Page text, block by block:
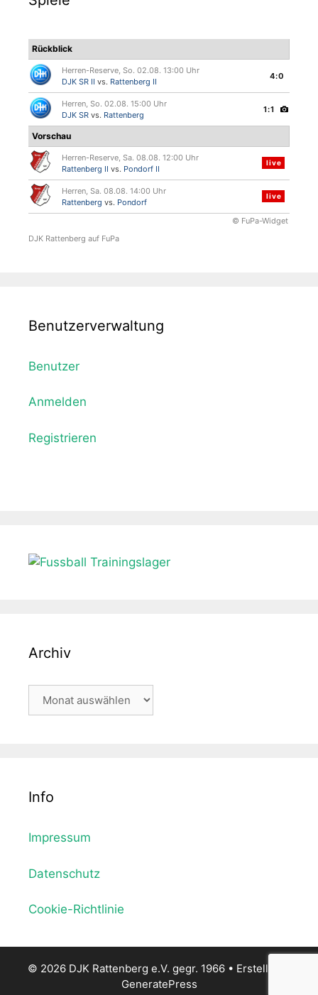
Rückblick
Herren-Reserve, So. 02.08. 13:00 Uhr
DJK SR II vs. Rattenberg II
4:0
Herren, So. 02.08. 15:00 Uhr
DJK SR vs. Rattenberg
1:1
Vorschau
Herren-Reserve, Sa. 08.08. 12:00 Uhr
Rattenberg II vs. Pondorf II
live
Herren, Sa. 08.08. 14:00 Uhr
Rattenberg vs. Pondorf
live
© FuPa-Widget
DJK Rattenberg auf FuPa
Benutzerverwaltung
Benutzer
Anmelden
Registrieren
Archiv
Archiv
Info
Impressum
Datenschutz
Cookie-Richtlinie
© 2026 DJK Rattenberg e.V. gegr. 1966 • Erstellt mit
GeneratePress